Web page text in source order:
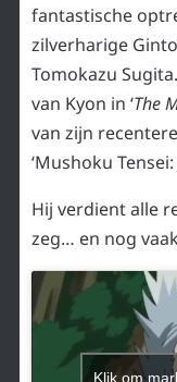
fantastische
zilverharige
Tomokazu
van Kyon in ‘The
van zijn
‘Mushoku
Hij verdient alle
zeg… en nog vaak
Klik om